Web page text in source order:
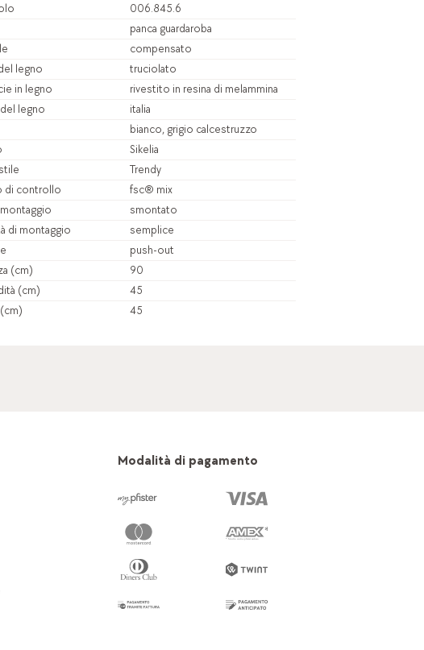
006.845.6
panca guardaroba
compensato
legno
truciolato
in legno
rivestito in resina di melammina
legno
italia
bianco, grigio calcestruzzo
Sikelia
Trendy
di controllo
fsc® mix
smontato
di montaggio
semplice
push-out
(cm)
90
(cm)
45
45
Modalità di pagamento